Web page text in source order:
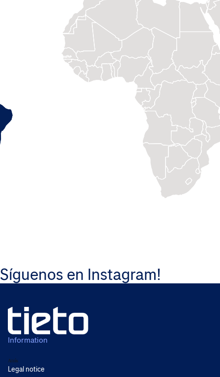
Síguenos en Instagram!
Information
Atrás
Legal notice